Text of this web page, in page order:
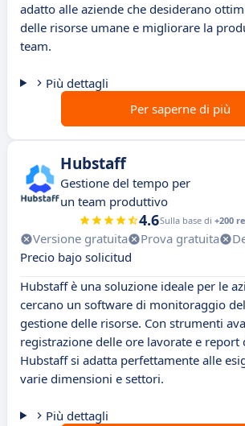
adatto alle aziende che desiderano
delle risorse umane e migliorare la
team.
Più dettagli
Per saperne di più
Hubstaff
Gestione del tempo per
un team produttivo
4.6Sulla base di +200
Versione gratuita Prova gratuita
Precio bajo solicitud
Hubstaff è una soluzione ideale per le
cercano un software di monitoraggio
gestione delle risorse. Con strumenti
registrazione delle ore lavorate e report
Hubstaff si adatta perfettamente alle
varie dimensioni e settori.
Più dettagli